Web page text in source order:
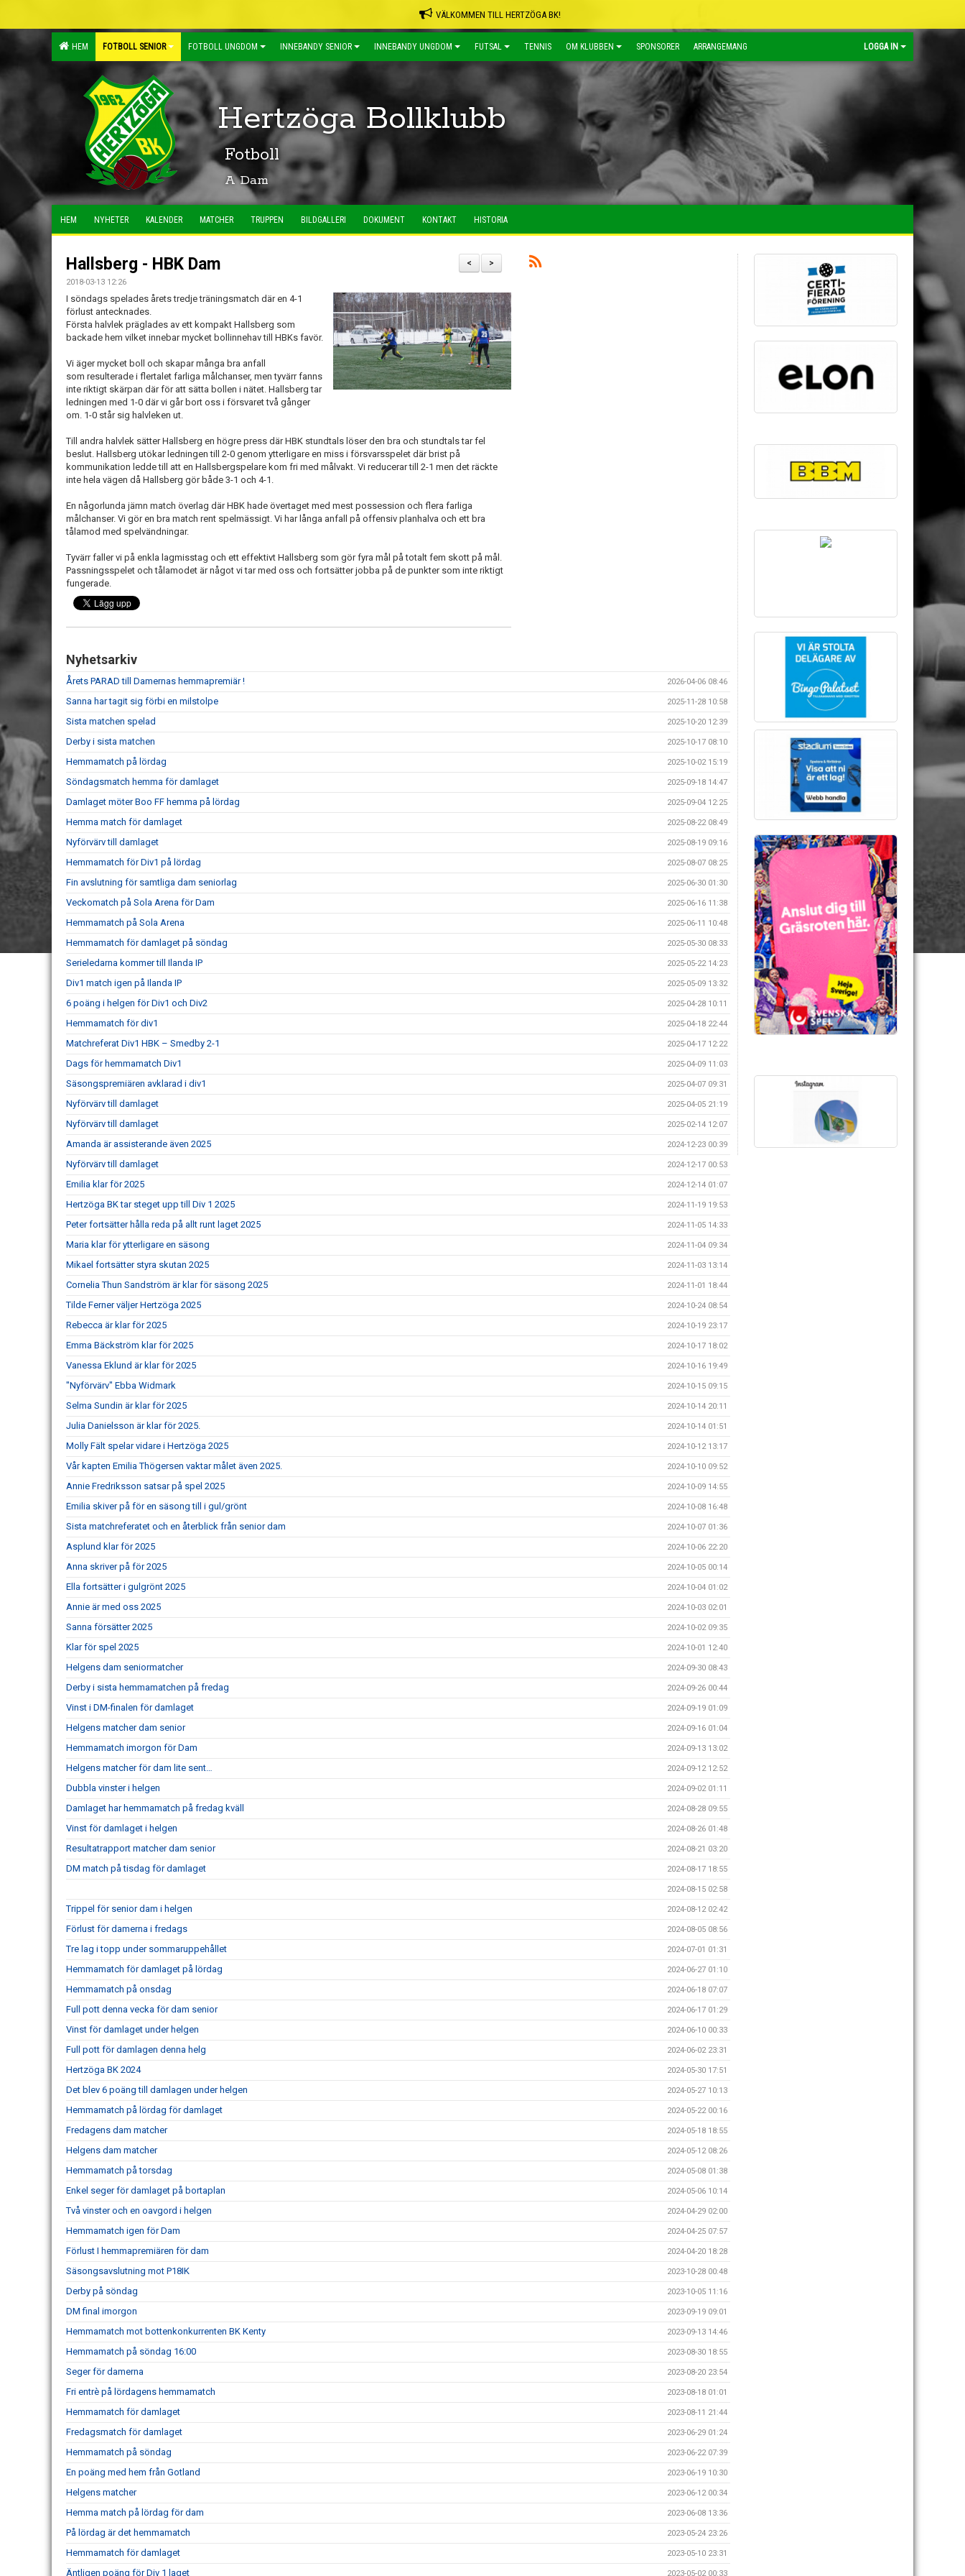
VÄLKOMMEN TILL HERTZÖGA BK!
HEM FOTBOLL SENIOR FOTBOLL UNGDOM INNEBANDY SENIOR INNEBANDY UNGDOM FUTSAL TENNIS OM KLUBBEN SPONSORER ARRANGEMANG LOGGA IN
Hertzöga Bollklubb
Fotboll
A Dam
HEM NYHETER KALENDER MATCHER TRUPPEN BILDGALLERI DOKUMENT KONTAKT HISTORIA
>
<
Hallsberg - HBK Dam
2018-03-13 12:26
I söndags spelades årets tredje träningsmatch där en 4-1
förlust antecknades.
Första halvlek präglades av ett kompakt Hallsberg som
backade hem vilket innebar mycket bollinnehav till HBKs favör.
Vi äger mycket boll och skapar många bra anfall
som resulterade i flertalet farliga målchanser, men tyvärr fanns
inte riktigt skärpan där för att sätta bollen i nätet. Hallsberg tar
ledningen med 1-0 där vi går bort oss i försvaret två gånger
om. 1-0 står sig halvleken ut.
Till andra halvlek sätter Hallsberg en högre press där HBK stundtals löser den bra och stundtals tar fel
beslut. Hallsberg utökar ledningen till 2-0 genom ytterligare en miss i försvarsspelet där brist på
kommunikation ledde till att en Hallsbergspelare kom fri med målvakt. Vi reducerar till 2-1 men det räckte
inte hela vägen då Hallsberg gör både 3-1 och 4-1.
En någorlunda jämn match överlag där HBK hade övertaget med mest possession och flera farliga
målchanser. Vi gör en bra match rent spelmässigt. Vi har långa anfall på offensiv planhalva och ett bra
tålamod med spelvändningar.
Tyvärr faller vi på enkla lagmisstag och ett effektivt Hallsberg som gör fyra mål på totalt fem skott på mål.
Passningsspelet och tålamodet är något vi tar med oss och fortsätter jobba på de punkter som inte riktigt
fungerade.
Nyhetsarkiv
Årets PARAD till Damernas hemmapremiär ! 2026-04-06 08:46
Sanna har tagit sig förbi en milstolpe 2025-11-28 10:58
Sista matchen spelad 2025-10-20 12:39
Derby i sista matchen 2025-10-17 08:10
Hemmamatch på lördag 2025-10-02 15:19
Söndagsmatch hemma för damlaget 2025-09-18 14:47
Damlaget möter Boo FF hemma på lördag 2025-09-04 12:25
Hemma match för damlaget 2025-08-22 08:49
Nyförvärv till damlaget 2025-08-19 09:16
Hemmamatch för Div1 på lördag 2025-08-07 08:25
Fin avslutning för samtliga dam seniorlag 2025-06-30 01:30
Veckomatch på Sola Arena för Dam 2025-06-16 11:38
Hemmamatch på Sola Arena 2025-06-11 10:48
Hemmamatch för damlaget på söndag 2025-05-30 08:33
Serieledarna kommer till Ilanda IP 2025-05-22 14:23
Div1 match igen på Ilanda IP 2025-05-09 13:32
6 poäng i helgen för Div1 och Div2 2025-04-28 10:11
Hemmamatch för div1 2025-04-18 22:44
Matchreferat Div1 HBK – Smedby 2-1 2025-04-17 12:22
Dags för hemmamatch Div1 2025-04-09 11:03
Säsongspremiären avklarad i div1 2025-04-07 09:31
Nyförvärv till damlaget 2025-04-05 21:19
Nyförvärv till damlaget 2025-02-14 12:07
Amanda är assisterande även 2025 2024-12-23 00:39
Nyförvärv till damlaget 2024-12-17 00:53
Emilia klar för 2025 2024-12-14 01:07
Hertzöga BK tar steget upp till Div 1 2025 2024-11-19 19:53
Peter fortsätter hålla reda på allt runt laget 2025 2024-11-05 14:33
Maria klar för ytterligare en säsong 2024-11-04 09:34
Mikael fortsätter styra skutan 2025 2024-11-03 13:14
Cornelia Thun Sandström är klar för säsong 2025 2024-11-01 18:44
Tilde Ferner väljer Hertzöga 2025 2024-10-24 08:54
Rebecca är klar för 2025 2024-10-19 23:17
Emma Bäckström klar för 2025 2024-10-17 18:02
Vanessa Eklund är klar för 2025 2024-10-16 19:49
"Nyförvärv" Ebba Widmark 2024-10-15 09:15
Selma Sundin är klar för 2025 2024-10-14 20:11
Julia Danielsson är klar för 2025. 2024-10-14 01:51
Molly Fält spelar vidare i Hertzöga 2025 2024-10-12 13:17
Vår kapten Emilia Thögersen vaktar målet även 2025. 2024-10-10 09:52
Annie Fredriksson satsar på spel 2025 2024-10-09 14:55
Emilia skiver på för en säsong till i gul/grönt 2024-10-08 16:48
Sista matchreferatet och en återblick från senior dam 2024-10-07 01:36
Asplund klar för 2025 2024-10-06 22:20
Anna skriver på för 2025 2024-10-05 00:14
Ella fortsätter i gulgrönt 2025 2024-10-04 01:02
Annie är med oss 2025 2024-10-03 02:01
Sanna försätter 2025 2024-10-02 09:35
Klar för spel 2025 2024-10-01 12:40
Helgens dam seniormatcher 2024-09-30 08:43
Derby i sista hemmamatchen på fredag 2024-09-26 00:44
Vinst i DM-finalen för damlaget 2024-09-19 01:09
Helgens matcher dam senior 2024-09-16 01:04
Hemmamatch imorgon för Dam 2024-09-13 13:02
Helgens matcher för dam lite sent… 2024-09-12 12:52
Dubbla vinster i helgen 2024-09-02 01:11
Damlaget har hemmamatch på fredag kväll 2024-08-28 09:55
Vinst för damlaget i helgen 2024-08-26 01:48
Resultatrapport matcher dam senior 2024-08-21 03:20
DM match på tisdag för damlaget 2024-08-17 18:55
2024-08-15 02:58
Trippel för senior dam i helgen 2024-08-12 02:42
Förlust för damerna i fredags 2024-08-05 08:56
Tre lag i topp under sommaruppehållet 2024-07-01 01:31
Hemmamatch för damlaget på lördag 2024-06-27 01:10
Hemmamatch på onsdag 2024-06-18 07:07
Full pott denna vecka för dam senior 2024-06-17 01:29
Vinst för damlaget under helgen 2024-06-10 00:33
Full pott för damlagen denna helg 2024-06-02 23:31
Hertzöga BK 2024 2024-05-30 17:51
Det blev 6 poäng till damlagen under helgen 2024-05-27 10:13
Hemmamatch på lördag för damlaget 2024-05-22 00:16
Fredagens dam matcher 2024-05-18 18:55
Helgens dam matcher 2024-05-12 08:26
Hemmamatch på torsdag 2024-05-08 01:38
Enkel seger för damlaget på bortaplan 2024-05-06 10:14
Två vinster och en oavgord i helgen 2024-04-29 02:00
Hemmamatch igen för Dam 2024-04-25 07:57
Förlust I hemmapremiären för dam 2024-04-20 18:28
Säsongsavslutning mot P18IK 2023-10-28 00:48
Derby på söndag 2023-10-05 11:16
DM final imorgon 2023-09-19 09:01
Hemmamatch mot bottenkonkurrenten BK Kenty 2023-09-13 14:46
Hemmamatch på söndag 16:00 2023-08-30 18:55
Seger för damerna 2023-08-20 23:54
Fri entrè på lördagens hemmamatch 2023-08-18 01:01
Hemmamatch för damlaget 2023-08-11 21:44
Fredagsmatch för damlaget 2023-06-29 01:24
Hemmamatch på söndag 2023-06-22 07:39
En poäng med hem från Gotland 2023-06-19 10:30
Helgens matcher 2023-06-12 00:34
Hemma match på lördag för dam 2023-06-08 13:36
På lördag är det hemmamatch 2023-05-24 23:26
Hemmamatch för damlaget 2023-05-10 23:31
Äntligen poäng för Div 1 laget 2023-05-02 00:33